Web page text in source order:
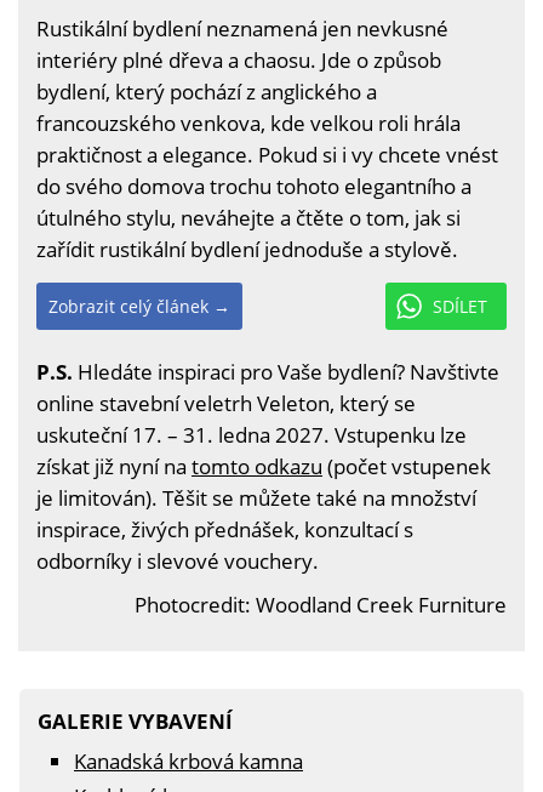
Rustikální bydlení neznamená jen nevkusné
interiéry plné dřeva a chaosu. Jde o způsob
bydlení, který pochází z anglického a
francouzského venkova, kde velkou roli hrála
praktičnost a elegance. Pokud si i vy chcete vnést
do svého domova trochu tohoto elegantního a
útulného stylu, neváhejte a čtěte o tom, jak si
zařídit rustikální bydlení jednoduše a stylově.
SDÍLET
Zobrazit celý článek →
P.S. Hledáte inspiraci pro Vaše bydlení? Navštivte
online stavební veletrh Veleton, který se
uskuteční 17. – 31. ledna 2027. Vstupenku lze
získat již nyní na tomto odkazu (počet vstupenek
je limitován). Těšit se můžete také na množství
inspirace, živých přednášek, konzultací s
odborníky i slevové vouchery.
Photocredit: Woodland Creek Furniture
GALERIE VYBAVENÍ
Kanadská krbová kamna